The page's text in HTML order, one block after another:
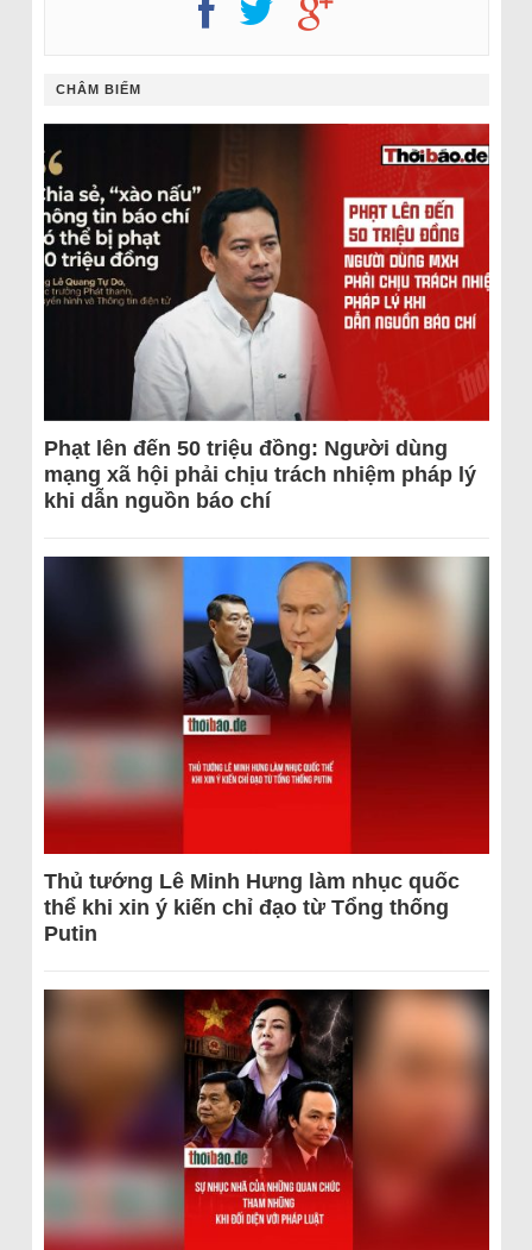
CHÂM BIẾM
Phạt lên đến 50 triệu đồng: Người dùng
mạng xã hội phải chịu trách nhiệm pháp lý
khi dẫn nguồn báo chí
Thủ tướng Lê Minh Hưng làm nhục quốc
thể khi xin ý kiến chỉ đạo từ Tổng thống
Putin